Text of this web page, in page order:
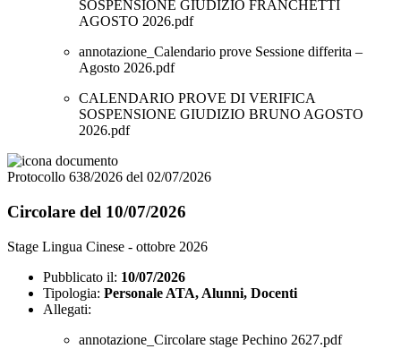
SOSPENSIONE GIUDIZIO FRANCHETTI
AGOSTO 2026.pdf
annotazione_Calendario prove Sessione differita –
Agosto 2026.pdf
CALENDARIO PROVE DI VERIFICA
SOSPENSIONE GIUDIZIO BRUNO AGOSTO
2026.pdf
Protocollo 638/2026 del 02/07/2026
Circolare del 10/07/2026
Stage Lingua Cinese - ottobre 2026
Pubblicato il: 10/07/2026
Tipologia: Personale ATA, Alunni, Docenti
Allegati:
annotazione_Circolare stage Pechino 2627.pdf